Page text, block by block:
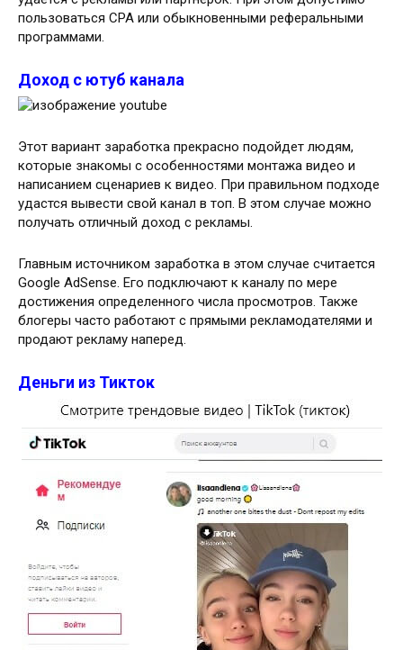
пользоваться СРА или обыкновенными реферальными
программами.
Доход с ютуб канала
Этот вариант заработка прекрасно подойдет людям,
которые знакомы с особенностями монтажа видео и
написанием сценариев к видео. При правильном подходе
удастся вывести свой канал в топ. В этом случае можно
получать отличный доход с рекламы.
Главным источником заработка в этом случае считается
Google AdSense. Его подключают к каналу по мере
достижения определенного числа просмотров. Также
блогеры часто работают с прямыми рекламодателями и
продают рекламу наперед.
Деньги из Тикток